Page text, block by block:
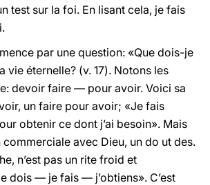
test sur la foi. En lisant cela, je fais
par une question: «Que dois-je
vie éternelle? (v. 17). Notons les
devoir faire — pour avoir. Voici sa
un faire pour avoir; «Je fais
obtenir ce dont j’ai besoin». Mais
commerciale avec Dieu, un do ut des.
n’est pas un rite froid et
dois — je fais — j’obtiens». C’est